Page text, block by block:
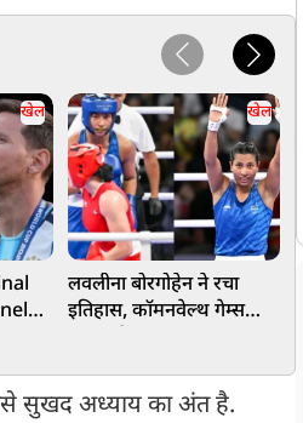
खेल खेल
लवलीना बोरगोहेन ने रचा
इतिहास, कॉमनवेल्थ गेम्स
सुखद अध्याय का अंत है.